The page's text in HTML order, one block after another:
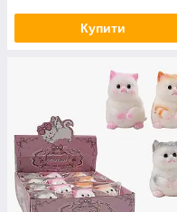
Купити